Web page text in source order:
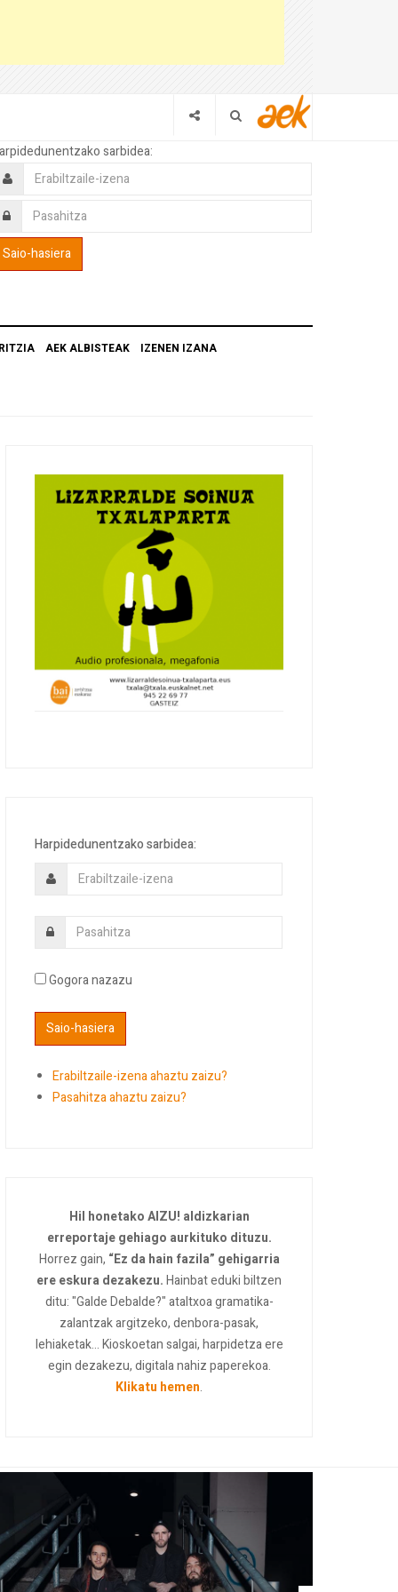
sarbidea:
AEK ALBISTEAK IZENEN IZANA
Harpidedunentzako sarbidea:
Gogora nazazu
Erabiltzaile-izena ahaztu zaizu?
Pasahitza ahaztu zaizu?
Hil honetako AIZU! aldizkarian
erreportaje gehiago aurkituko dituzu.
Horrez gain, “Ez da hain fazila” gehigarria
ere eskura dezakezu.Hainbat eduki biltzen
ditu: "Galde Debalde?" ataltxoa gramatika-
zalantzak argitzeko, denbora-pasak,
lehiaketak... Kioskoetan salgai, harpidetza ere
egin dezakezu, digitala nahiz paperekoa.
Klikatu hemen.